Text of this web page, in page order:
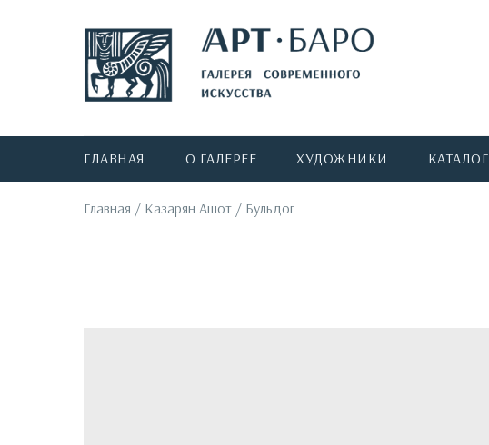
ГЛАВНАЯ О ГАЛЕРЕЕ ХУДОЖНИКИ КАТАЛОГ
Главная / Казарян Ашот / Бульдог